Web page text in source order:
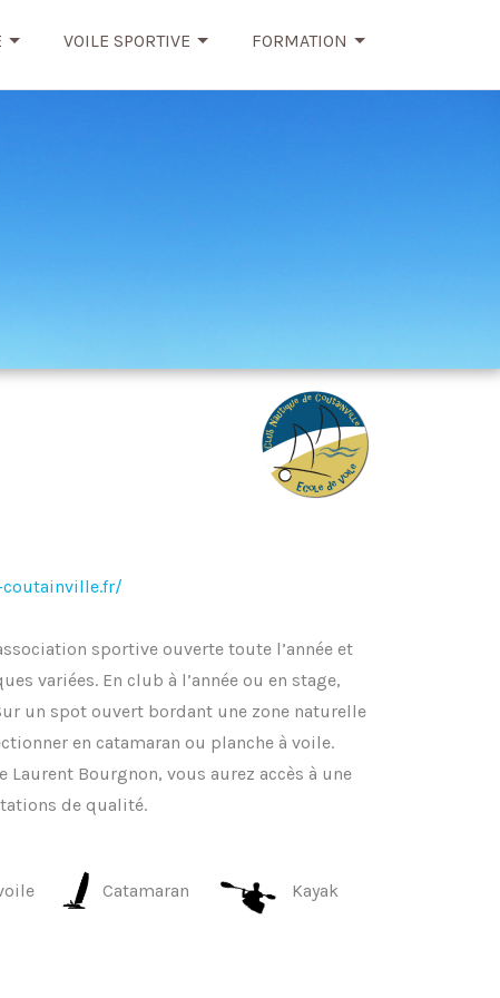
VOILE SPORTIVE FORMATION
sportive ouverte toute l’année et
variées. En club à l’année ou en stage,
un spot ouvert bordant une zone naturelle
en catamaran ou planche à voile.
Bourgnon, vous aurez accès à une
de qualité.
Catamaran Kayak